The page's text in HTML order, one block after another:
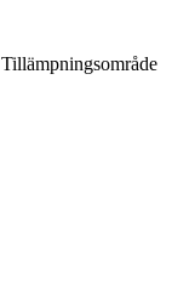
Tillämpningsområde